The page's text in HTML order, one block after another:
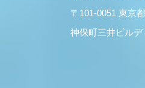
〒101-0051 東京
神保町三井ビルデ